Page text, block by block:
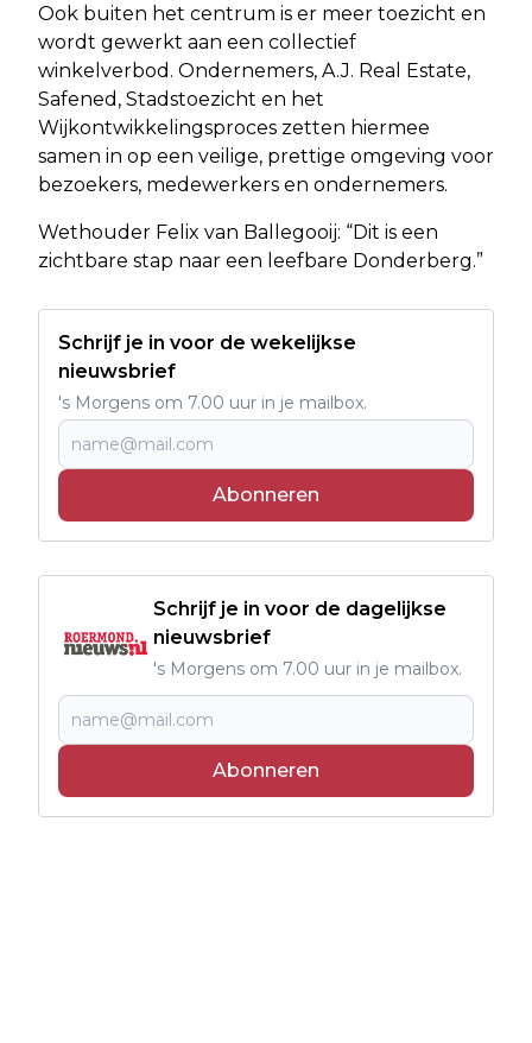
Ook buiten het centrum is er meer toezicht en
wordt gewerkt aan een collectief
winkelverbod. Ondernemers, A.J. Real Estate,
Safened, Stadstoezicht en het
Wijkontwikkelingsproces zetten hiermee
samen in op een veilige, prettige omgeving voor
bezoekers, medewerkers en ondernemers.
Wethouder Felix van Ballegooij: “Dit is een
zichtbare stap naar een leefbare Donderberg.”
Schrijf je in voor de wekelijkse
nieuwsbrief
's Morgens om 7.00 uur in je mailbox.
Abonneren
Schrijf je in voor de dagelijkse
nieuwsbrief
's Morgens om 7.00 uur in je mailbox.
Abonneren